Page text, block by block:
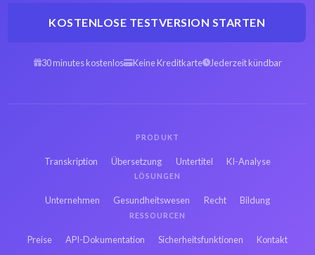
Französisch OGX zu
Text
Text
KOSTENLOSE TESTVERSION STARTEN
30 minutes kostenlos Keine Kreditkarte Jederzeit kündbar
PRODUKT
Transkription Übersetzung Untertitel KI-Analyse
LÖSUNGEN
Unternehmen Gesundheitswesen Recht Bildung
RESSOURCEN
Preise API-Dokumentation Sicherheitsfunktionen Kontakt